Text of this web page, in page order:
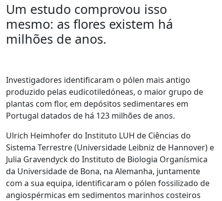
Um estudo comprovou isso
mesmo: as flores existem há
milhões de anos.
Investigadores identificaram o pólen mais antigo
produzido pelas eudicotiledóneas, o maior grupo de
plantas com flor, em depósitos sedimentares em
Portugal datados de há 123 milhões de anos.
Ulrich Heimhofer do Instituto LUH de Ciências do
Sistema Terrestre (Universidade Leibniz de Hannover) e
Julia Gravendyck do Instituto de Biologia Organísmica
da Universidade de Bona, na Alemanha, juntamente
com a sua equipa, identificaram o pólen fossilizado de
angiospérmicas em sedimentos marinhos costeiros